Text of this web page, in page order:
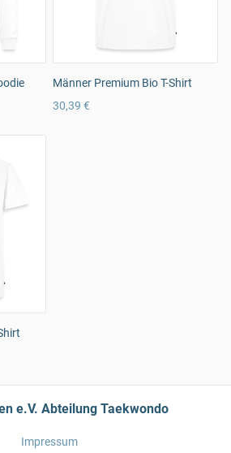
Männer Premium Bio T-Shirt
30,39 €
e.V. Abteilung Taekwondo
Impressum